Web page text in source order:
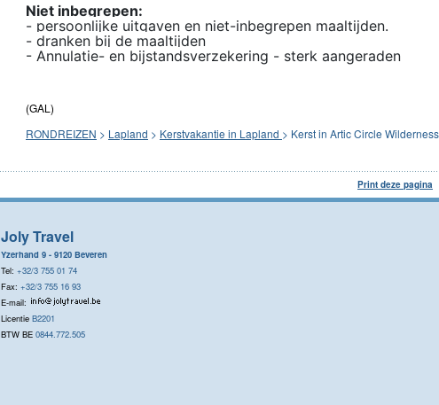
Niet inbegrepen:
- persoonlijke uitgaven en niet-inbegrepen maaltijden.
- dranken bij de maaltijden
- Annulatie- en bijstandsverzekering - sterk aangeraden
(GAL)
RONDREIZEN > Lapland > Kerstvakantie in Lapland > Kerst in Artic Circle
Print deze pagina
Joly Travel
Yzerhand 9 - 9120 Beveren
Tel: +32/3 755 01 74
Fax: +32/3 755 16 93
E-mail:
Licentie B2201
BTW BE 0844.772.505